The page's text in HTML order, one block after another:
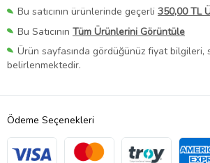
Bu satıcının ürünlerinde geçerli 350,00 TL
Bu Satıcının Tüm Ürünlerini Görüntüle
Ürün sayfasında gördüğünüz fiyat bilgileri,
belirlenmektedir.
Ödeme Seçenekleri